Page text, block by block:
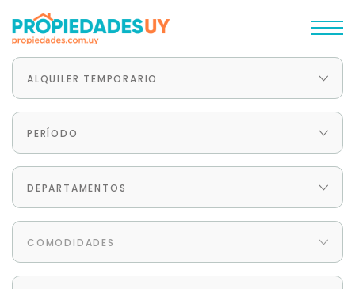
ALQUILER TEMPORARIO
PERÍODO
DEPARTAMENTOS
COMODIDADES